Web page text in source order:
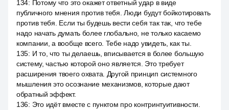
134: Потому что это окажет ответный удар в виде
публичного мнения против тебя. Люди будут бойкотировать
против тебя. Если ты будешь вести себя так так, что тебе
надо начать думать более глобально, не только касаемо
компании, а вообще всего. Тебе надо увидеть, как ты.
135: И то, что ты делаешь, вписывается в более большую
систему, частью которой оно является. Это требует
расширения твоего охвата. Другой принцип системного
мышления это осознание механизмов, которые дают
обратный эффект.
136: Это идёт вместе с пунктом про контринтуитивности.